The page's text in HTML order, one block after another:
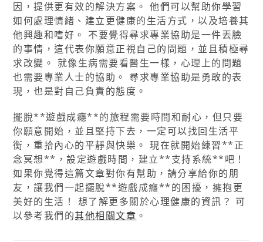
因，提供更有效的解決方案。 他們可以幫助你學習
如何處理情緒、建立更健康的生活方式，以及培養其
他興趣和嗜好。 不要覺得尋求專業協助是一件丟臉
的事情，這代表你願意正視自己的問題，並且積極尋
求改變。 就像生病需要看醫生一樣，心理上的問題
也需要專業人士的協助。 尋求專業協助是勇敢的表
現，也是對自己負責的態度。
擺脫**遊戲成癮**的旅程需要時間和耐心，但只要
你願意開始，並且堅持下去，一定可以找回生活平
衡，重拾內心的平靜與快樂。 現在就開始練習**正
念冥想**，設定遊戲時間，建立**支持系統**吧！
如果你覺得這篇文章對你有幫助，請分享給你的朋
友，讓我們一起擺脫**遊戲成癮**的困擾，擁抱更
美好的生活！ 想了解更多關於心理健康的資訊？ 可
以參考我們的其他相關文章 。